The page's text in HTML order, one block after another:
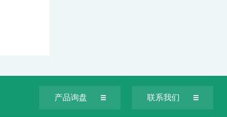
产品询盘 联系我们